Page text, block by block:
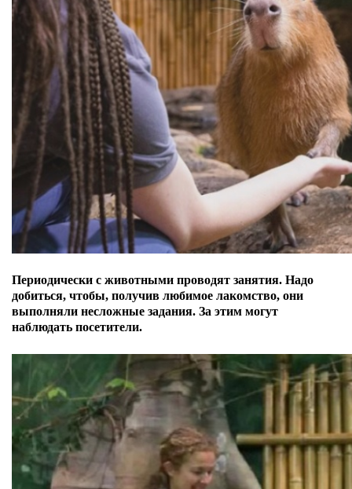
Периодически с животными проводят занятия. Надо
добиться, чтобы, получив любимое лакомство, они
выполняли несложные задания. За этим могут
наблюдать посетители.